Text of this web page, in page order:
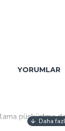
YORUMLAR